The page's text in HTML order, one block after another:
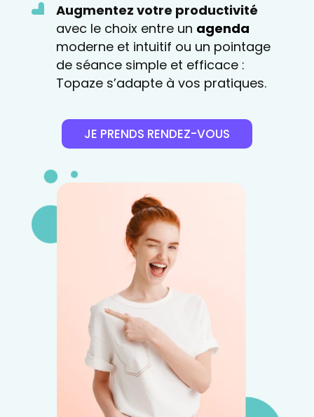
Augmentez votre productivité
avec le choix entre un agenda
moderne et intuitif ou un pointage
de séance simple et efficace :
Topaze s’adapte à vos pratiques.
JE PRENDS RENDEZ-VOUS